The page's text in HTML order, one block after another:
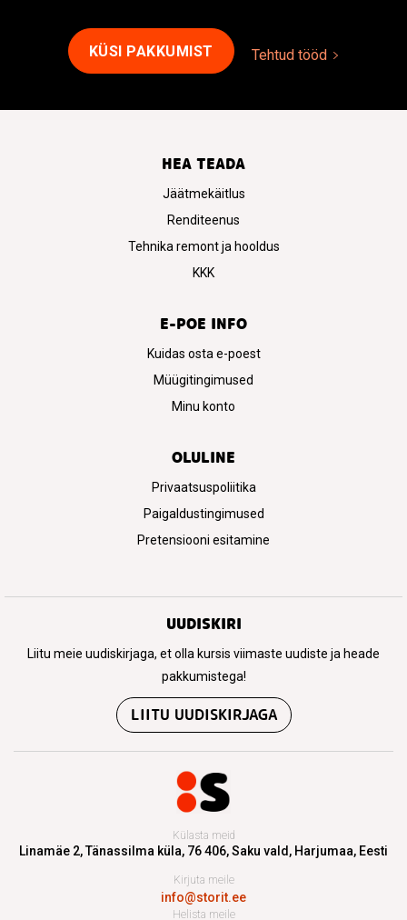
HEA TEADA
Jäätmekäitlus
Renditeenus
Tehnika remont ja hooldus
KKK
E-POE INFO
Kuidas osta e-poest
Müügitingimused
Minu konto
OLULINE
Privaatsuspoliitika
Paigaldustingimused
Pretensiooni esitamine
UUDISKIRI
Liitu meie uudiskirjaga, et olla kursis viimaste uudiste ja heade
pakkumistega!
LIITU UUDISKIRJAGA
Külasta meid
Linamäe 2, Tänassilma küla, 76 406, Saku vald, Harjumaa, Eesti
Kirjuta meile
info@storit.ee
Helista meile
KÜSI PAKKUMIST Tehtud tööd